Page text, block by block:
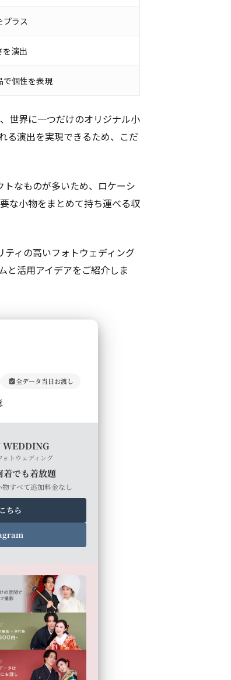
プラス
を演出
で個性を表現
世界に一つだけのオリジナル小
る演出を実現できるため、こだ
なものが多いため、ロケーシ
な小物をまとめて持ち運べる収
ィの高いフォトウェディング
と活用アイデアをご紹介しま
全データ当日お渡し
WEDDING
ォトウェディング
着でも着放題
物すべて追加料金なし
ちら